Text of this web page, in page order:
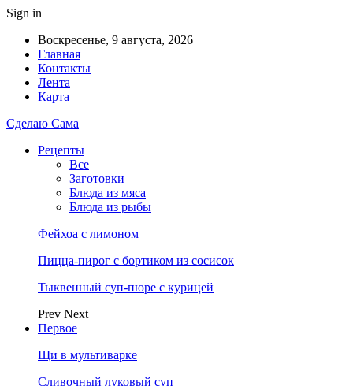
Sign in
Воскресенье, 9 августа, 2026
Главная
Контакты
Лента
Карта
Сделаю Сама
Рецепты
Все
Заготовки
Блюда из мяса
Блюда из рыбы
Фейхоа с лимоном
Пицца-пирог с бортиком из сосисок
Тыквенный суп-пюре с курицей
Prev Next
Первое
Щи в мультиварке
Сливочный луковый суп